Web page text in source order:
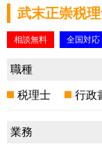
武末正崇税
相談無料 全国対応
職種
税理士 行政
業務